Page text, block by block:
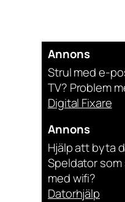
Annons
Strul med e-
TV? Problem
Digital Fixare
Annons
Hjälp att byta
Speldator
med wifi?
Datorhjälp